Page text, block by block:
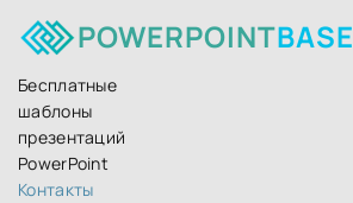
POWERPOINTBASE
Бесплатные
шаблоны
презентаций
PowerPoint
Контакты